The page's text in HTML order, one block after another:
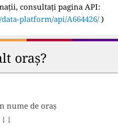
consultați pagina API:
platform/api/A664426/)
oraș?
nume de oraș
↓